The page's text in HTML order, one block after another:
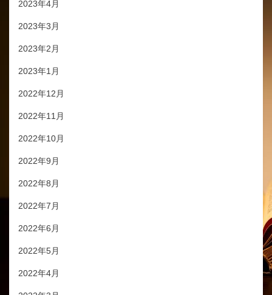
2023年4月
2023年3月
2023年2月
2023年1月
2022年12月
2022年11月
2022年10月
2022年9月
2022年8月
2022年7月
2022年6月
2022年5月
2022年4月